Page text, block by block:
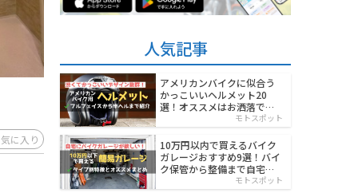
に入り
人気記事
アメリカンバイクに似合う
かっこいいヘルメット20
選！オススメはお洒落でワ
モトスポット
10万円以内で買えるバイク
ガレージおすすめ9選！バイ
ク保管から整備まで自宅で
モトスポット